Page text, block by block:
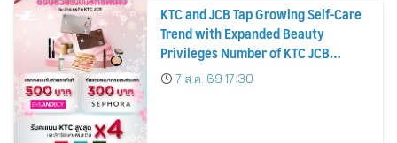
KTC and JCB Tap Growing Self-Care
Trend with Expanded Beauty
Privileges Number of KTC JCB
Cardmembers Spending on
Cosmetics Rises 26%
7 ส.ค. 69 17:30